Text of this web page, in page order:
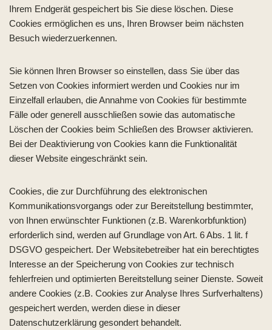
Ihrem Endgerät gespeichert bis Sie diese löschen. Diese
Cookies ermöglichen es uns, Ihren Browser beim nächsten
Besuch wiederzuerkennen.
Sie können Ihren Browser so einstellen, dass Sie über das
Setzen von Cookies informiert werden und Cookies nur im
Einzelfall erlauben, die Annahme von Cookies für bestimmte
Fälle oder generell ausschließen sowie das automatische
Löschen der Cookies beim Schließen des Browser aktivieren.
Bei der Deaktivierung von Cookies kann die Funktionalität
dieser Website eingeschränkt sein.
Cookies, die zur Durchführung des elektronischen
Kommunikationsvorgangs oder zur Bereitstellung bestimmter,
von Ihnen erwünschter Funktionen (z.B. Warenkorbfunktion)
erforderlich sind, werden auf Grundlage von Art. 6 Abs. 1 lit. f
DSGVO gespeichert. Der Websitebetreiber hat ein berechtigtes
Interesse an der Speicherung von Cookies zur technisch
fehlerfreien und optimierten Bereitstellung seiner Dienste. Soweit
andere Cookies (z.B. Cookies zur Analyse Ihres Surfverhaltens)
gespeichert werden, werden diese in dieser
Datenschutzerklärung gesondert behandelt.